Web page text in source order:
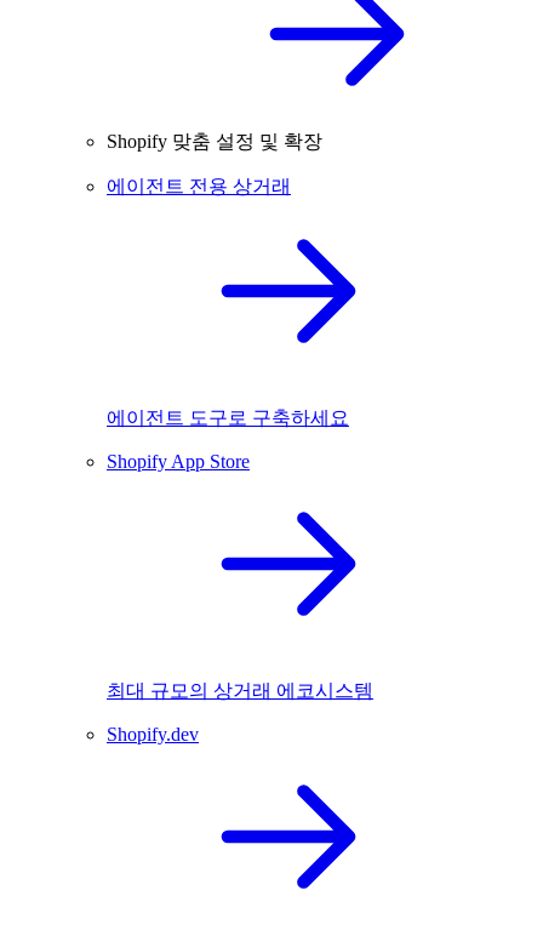
Shopify 맞춤 설정 및 확장
에이전트 전용 상거래
에이전트 도구로 구축하세요
Shopify App Store
최대 규모의 상거래 에코시스템
Shopify.dev